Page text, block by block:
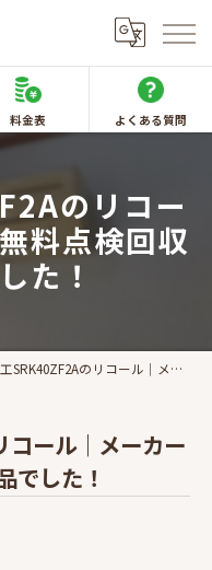
料金表 よくある質問
のリコー
料点検回収
た！
のリコール｜メーカーから無料点検回収対象商品でした！
コール｜メーカー
でした！